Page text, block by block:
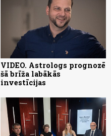
VIDEO. Astrologs prognozē
šā brīža labākās
investīcijas